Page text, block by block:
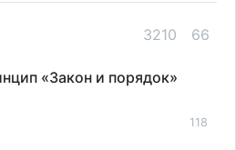
3210 66
«Закон и порядок»
118